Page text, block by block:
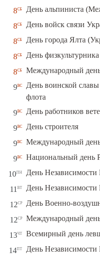
8сб День альпиниста
8сб День войск связи
8сб День города Ялта
8сб День физкультурника
8сб Международный
9вс
День воинской славы
флота
9вс День работников
9вс День строителя
9вс Международный
9вс Национальный день
10пн День
11 вт День Независимости
12ср День Военно-
12ср Международный
13чт Всемирный день
14пт День Независимости